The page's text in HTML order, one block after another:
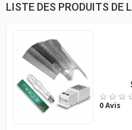
LISTE DES PRODUITS DE
0 Avis